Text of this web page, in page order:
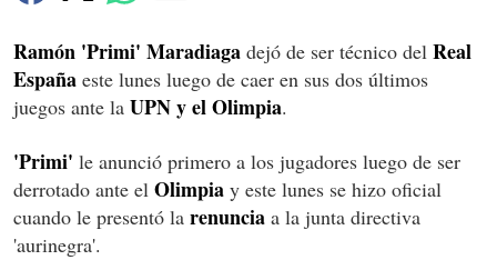
Ramón 'Primi' Maradiaga dejó de ser técnico del Real
España este lunes luego de caer en sus dos últimos
juegos ante la UPN y el Olimpia.
'Primi' le anunció primero a los jugadores luego de ser
derrotado ante el Olimpia y este lunes se hizo oficial
cuando le presentó la renuncia a la junta directiva
'aurinegra'.